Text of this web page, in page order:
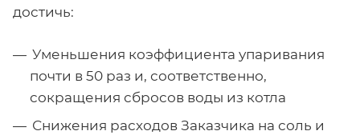
достичь:
Уменьшения коэффициента упаривания
почти в 50 раз и, соответственно,
сокращения сбросов воды из котла
Снижения расходов Заказчика на соль и